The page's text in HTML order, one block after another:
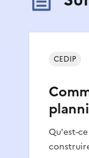
Qu'est-
CEDIP